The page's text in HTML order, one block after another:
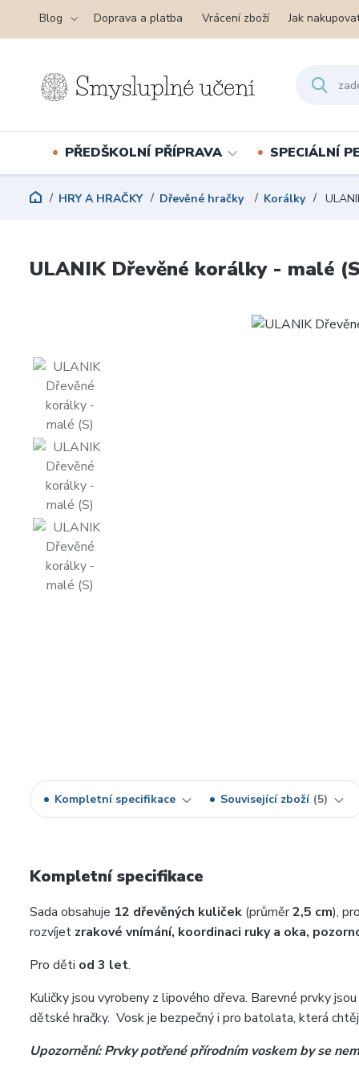
Blog Doprava a platba Vrácení zboží Jak
PŘEDŠKOLNÍ PŘÍPRAVA SPECIÁLNÍ
HRY A HRAČKY Dřevěné hračky Korálky
ULANIK Dřevěné korálky - malé
Kompletní specifikace Související zboží 5
Kompletní specifikace
Sada obsahuje 12 dřevěných kuliček (průměr2,5 cm),
rozvíjet zrakové vnímání, koordinaci ruky a oka,
Pro děti od 3 let.
Kuličky jsou vyrobeny z lipového dřeva. Barevné prvky
dětské hračky. Vosk je bezpečný i pro batolata, která
Upozornění: Prvky potřené přírodním voskem by se